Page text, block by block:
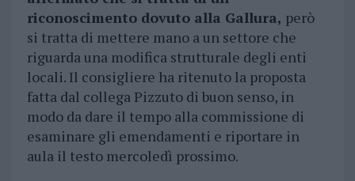
riconoscimento dovuto alla Gallura, però
si tratta di mettere mano a un settore che
riguarda una modifica strutturale degli enti
locali. Il consigliere ha ritenuto la proposta
fatta dal collega Pizzuto di buon senso, in
modo da dare il tempo alla commissione di
esaminare gli emendamenti e riportare in
aula il testo mercoledì prossimo.